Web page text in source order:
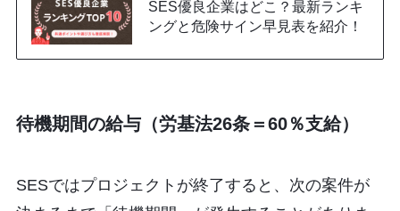
SES優良企業はどこ？最新ランキ
ングと危険サイン早見表を紹介！
待機期間の給与（労基法26条＝60％支給）
SESではプロジェクトが終了すると、次の案件が